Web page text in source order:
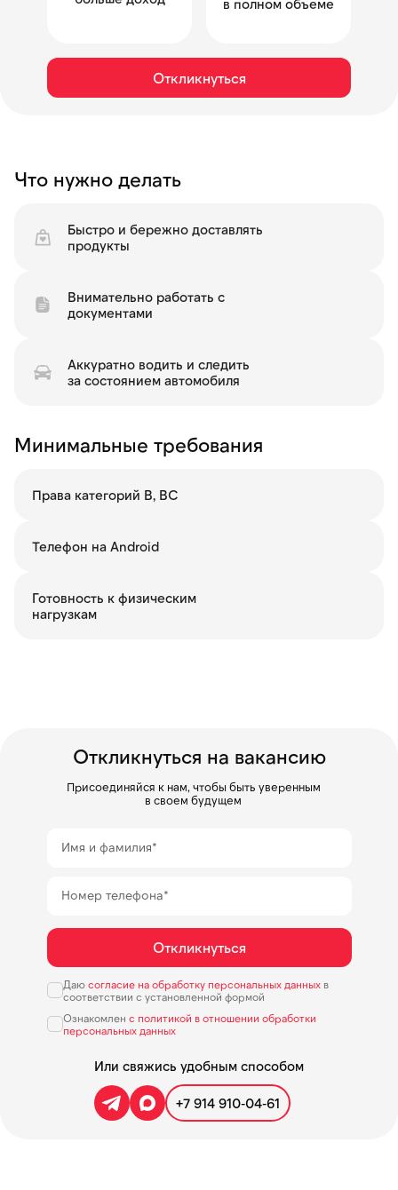
в полном объеме
Откликнуться
Что нужно делать
Быстро и бережно доставлять
продукты
Внимательно работать с
документами
Аккуратно водить и следить
за состоянием автомобиля
Минимальные требования
Права категорий B, BC
Телефон на Android
Готовность к физическим
нагрузкам
Откликнуться на вакансию
Присоединяйся к нам, чтобы быть уверенным
в своем будущем
Имя и фамилия*
Номер телефона*
Откликнуться
Даю согласие на обработку персональных данных в
соответствии с установленной формой
Ознакомлен с политикой в отношении обработки
персональных данных
Или свяжись удобным способом
+7 914 910-04-61